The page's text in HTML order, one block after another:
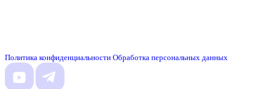
Политика конфиденциальности Обработка персональных данных